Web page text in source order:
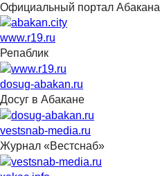
Официальный портал Абакана
www.r19.ru
Репаблик
dosug-abakan.ru
Досуг в Абакане
vestsnab-media.ru
Журнал «Вестснаб»